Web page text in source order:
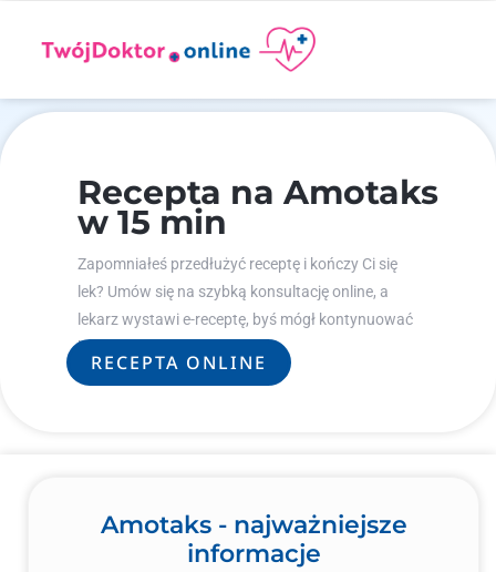
Recepta na Amotaks
w 15 min
Zapomniałeś przedłużyć receptę i kończy Ci się
lek? Umów się na szybką konsultację online, a
lekarz wystawi e-receptę, byś mógł kontynuować
leczenie.
RECEPTA ONLINE
Amotaks - najważniejsze
informacje